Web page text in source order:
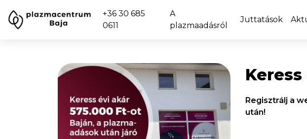
+36 30 685
0611
A
plazmaadásról
Juttatások
Regisztrálj a
után!